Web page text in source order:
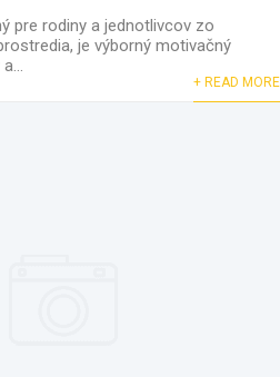
pre rodiny a jednotlivcov zo
je výborný motivačný
+ READ MORE